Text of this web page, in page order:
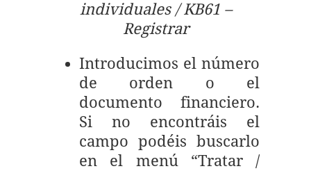
individuales / KB61 –
Registrar
Introducimos el número
de orden o el
documento financiero.
Si no encontráis el
campo podéis buscarlo
en el menú “Tratar /